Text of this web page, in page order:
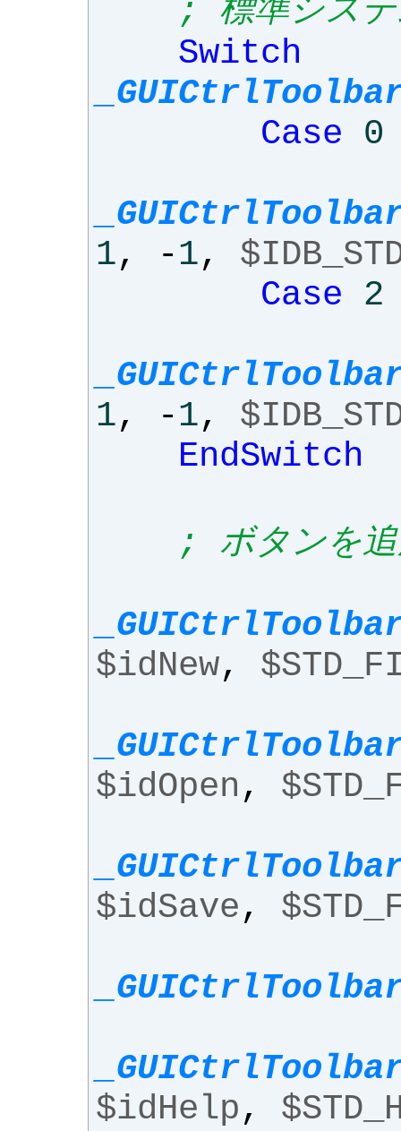
; 標準システ
Switch
Case 0
1, -1,
Case 2
1, -1,
EndSwitch
; ボタンを
$idNew,
$idOpen ,
$idSave,
$idHelp,